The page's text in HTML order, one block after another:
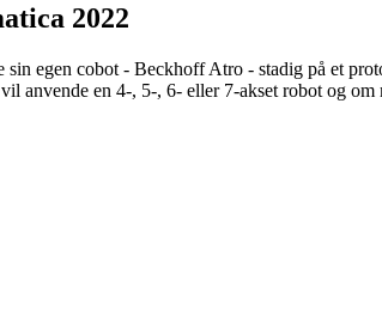
2022
egen cobot - Beckhoff Atro - stadig på et
en 4-, 5-, 6- eller 7-akset robot og